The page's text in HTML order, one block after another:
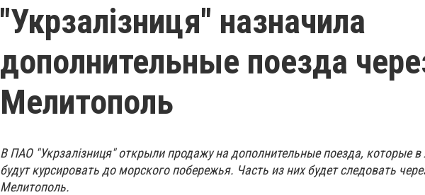
"Укрзалізниця" назначила
дополнительные поезда
Мелитополь
В ПАО "Укрзалізниця" открыли продажу на дополнительные поезда, которые в
будут курсировать до морского побережья. Часть из них будет следовать
Мелитополь.